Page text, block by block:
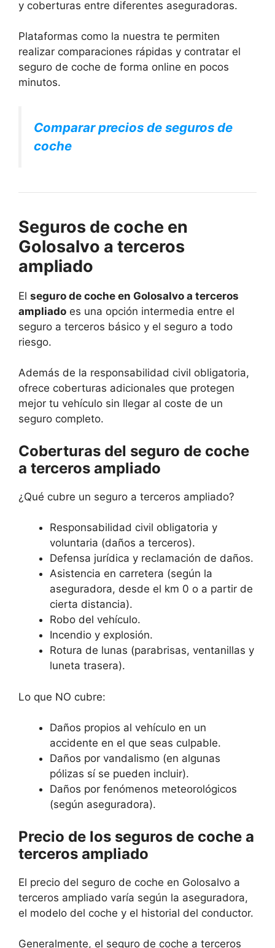
y coberturas entre diferentes aseguradoras.
Plataformas como la nuestra te permiten
realizar comparaciones rápidas y contratar el
seguro de coche de forma online en pocos
minutos.
Comparar precios de seguros de
coche
Seguros de coche en
Golosalvo a terceros
ampliado
El seguro de coche en Golosalvo a terceros
ampliado es una opción intermedia entre el
seguro a terceros básico y el seguro a todo
riesgo.
Además de la responsabilidad civil obligatoria,
ofrece coberturas adicionales que protegen
mejor tu vehículo sin llegar al coste de un
seguro completo.
Coberturas del seguro de coche
a terceros ampliado
¿Qué cubre un seguro a terceros ampliado?
Responsabilidad civil obligatoria y
voluntaria (daños a terceros).
Defensa jurídica y reclamación de daños.
Asistencia en carretera (según la
aseguradora, desde el km 0 o a partir de
cierta distancia).
Robo del vehículo.
Incendio y explosión.
Rotura de lunas (parabrisas, ventanillas y
luneta trasera).
Lo que NO cubre:
Daños propios al vehículo en un
accidente en el que seas culpable.
Daños por vandalismo (en algunas
pólizas sí se pueden incluir).
Daños por fenómenos meteorológicos
(según aseguradora).
Precio de los seguros de coche a
terceros ampliado
El precio del seguro de coche en Golosalvo a
terceros ampliado varía según la aseguradora,
el modelo del coche y el historial del conductor.
Generalmente, el seguro de coche a terceros